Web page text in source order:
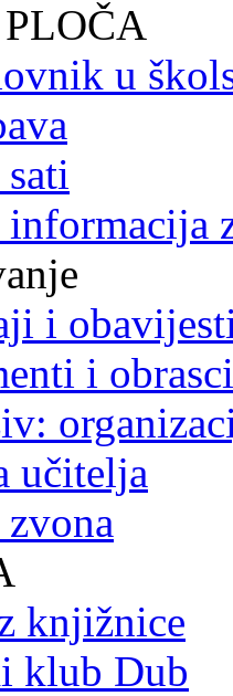
u
informacija
i
i obrasci
učitelja
zvona
knjižnice
klub Dub